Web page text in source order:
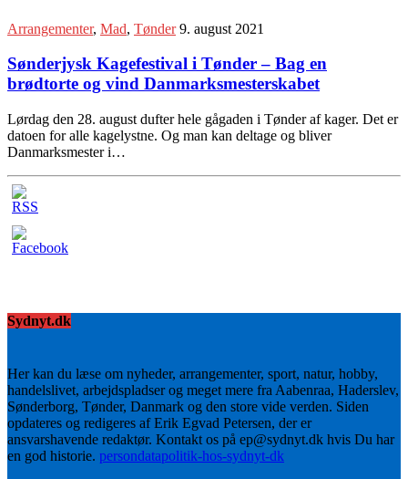
Arrangementer, Mad, Tønder 9. august 2021
Sønderjysk Kagefestival i Tønder – Bag en
brødtorte og vind Danmarksmesterskabet
Lørdag den 28. august dufter hele gågaden i Tønder af kager. Det er
datoen for alle kagelystne. Og man kan deltage og bliver
Danmarksmester i…
Sydnyt.dk
Her kan du læse om nyheder, arrangementer, sport, natur, hobby,
handelslivet, arbejdspladser og meget mere fra Aabenraa, Haderslev,
Sønderborg, Tønder, Danmark og den store vide verden. Siden
opdateres og redigeres af Erik Egvad Petersen, der er
ansvarshavende redaktør. Kontakt os på ep@sydnyt.dk hvis Du har
en god historie. persondatapolitik-hos-sydnyt-dk